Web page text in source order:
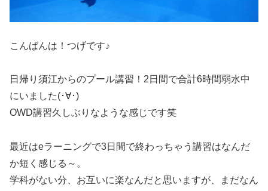
こんばんは！つげです♪
日帰り須江からのプール講習！2日間で合計6時間弱水中
にいました(･∀･)
OWD講習久しぶりなような感じです笑
最近はeラーニングで3日間で終わっちゃう講習はなんだ
か短く感じる～。
学科がない分、お互いに楽なんだと思いますが、まだなん